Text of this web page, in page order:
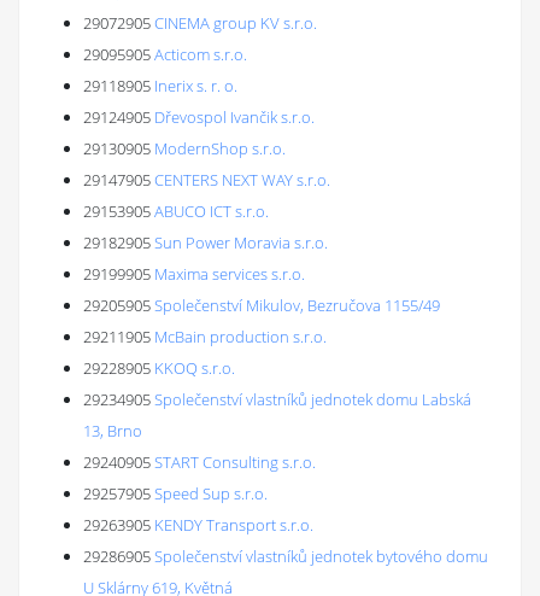
29072905CINEMA group KV s.r.o.
29095905Acticom s.r.o.
29118905 Inerix s. r. o.
29124905 Dřevospol Ivančik s.r.o.
29130905 ModernShop s.r.o.
29147905CENTERS NEXT WAY s.r.o.
29153905ABUCO ICT s.r.o.
29182905Sun Power Moravia s.r.o.
29199905 Maxima services s.r.o.
29205905Společenství Mikulov, Bezručova 1155/49
29211905 McBain production s.r.o.
29228905 KKOQ s.r.o.
29234905Společenství vlastníků jednotek domu Labská
13, Brno
29240905START Consulting s.r.o.
29257905Speed Sup s.r.o.
29263905 KENDY Transport s.r.o.
29286905Společenství vlastníků jednotek bytového domu
U Sklárny 619, Květná